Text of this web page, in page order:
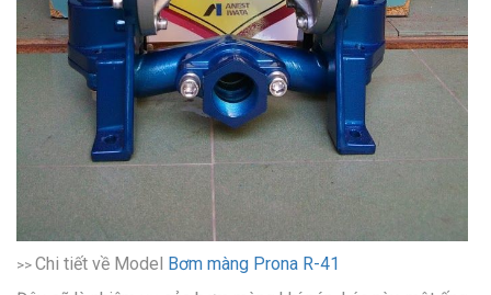
>> Chi tiết về Model Bơm màng Prona R-41